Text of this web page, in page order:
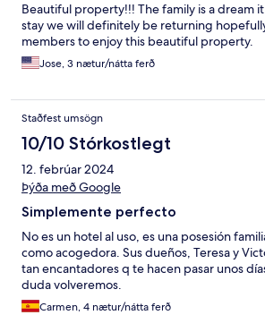
Beautiful property!!! The family is a dream
stay we will definitely be returning
members to enjoy this beautiful property.
Jose, 3 nætur/nátta ferð
Staðfest umsögn
10/10 Stórkostlegt
12. febrúar 2024
Þýða með Google
Simplemente perfecto
No es un hotel al uso, es una posesión
como acogedora. Sus dueños, Teresa y
tan encantadores q te hacen pasar unos
duda volveremos.
Carmen, 4 nætur/nátta ferð